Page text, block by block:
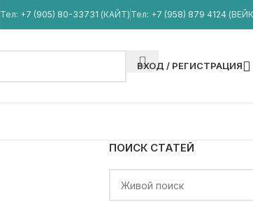
Тел: +7 (905) 80-33731 (КАЙТ) Тел: +7 (958) 879 4124
ВХОД / РЕГИСТРАЦИЯ
ПОИСК СТАТЕЙ